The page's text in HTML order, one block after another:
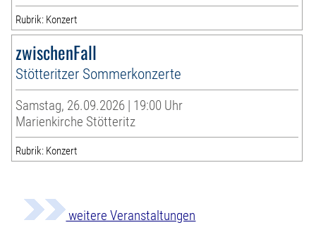
Rubrik: Konzert
zwischenFall
Stötteritzer Sommerkonzerte
Samstag, 26.09.2026 | 19:00 Uhr
Marienkirche Stötteritz
Rubrik: Konzert
weitere Veranstaltungen